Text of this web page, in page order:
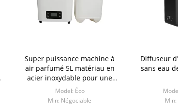
Super puissance machine à
air parfumé 5L matériau en
acier inoxydable pour une
grande surface OEM ODM
Model: Éco
Min: Négociable
Diffuseur
sans eau